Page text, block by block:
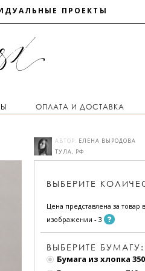
ПРОЕКТЫ
ОПЛАТА И ДОСТАВКА
АВТОР: ЕЛЕНА ВЫРОДОВА
ТУЛА, РФ
ВЫБЕРИТЕ
Цена представлена за товар
изображении - 3
ВЫБЕРИТЕ БУМАГУ:
Бумага из хлопка